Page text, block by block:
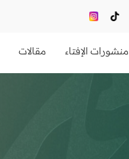
منشورات الإفتاء مقالات